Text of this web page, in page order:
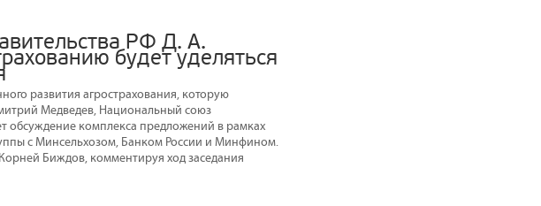
РФ Д. А.
будет уделяться
развития агрострахования, которую
Медведев, Национальный союз
обсуждение комплекса предложений в рамках
с Минсельхозом, Банком России и Минфином.
Биждов, комментируя ход заседания